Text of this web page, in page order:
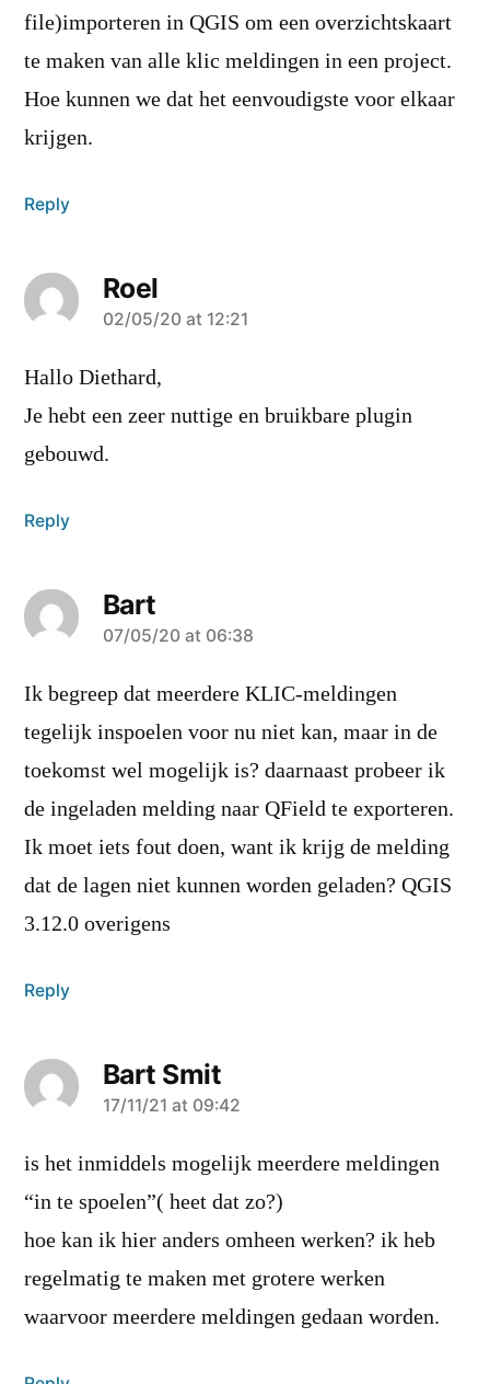
file)importeren in QGIS om een overzichtskaart
te maken van alle klic meldingen in een project.
Hoe kunnen we dat het eenvoudigste voor elkaar
krijgen.
Reply
Roel
says:
02/05/20 at 12:21
Hallo Diethard,
Je hebt een zeer nuttige en bruikbare plugin
gebouwd.
Reply
Bart
says:
07/05/20 at 06:38
Ik begreep dat meerdere KLIC-meldingen
tegelijk inspoelen voor nu niet kan, maar in de
toekomst wel mogelijk is? daarnaast probeer ik
de ingeladen melding naar QField te exporteren.
Ik moet iets fout doen, want ik krijg de melding
dat de lagen niet kunnen worden geladen? QGIS
3.12.0 overigens
Reply
Bart Smit
says:
17/11/21 at 09:42
is het inmiddels mogelijk meerdere meldingen
“in te spoelen”( heet dat zo?)
hoe kan ik hier anders omheen werken? ik heb
regelmatig te maken met grotere werken
waarvoor meerdere meldingen gedaan worden.